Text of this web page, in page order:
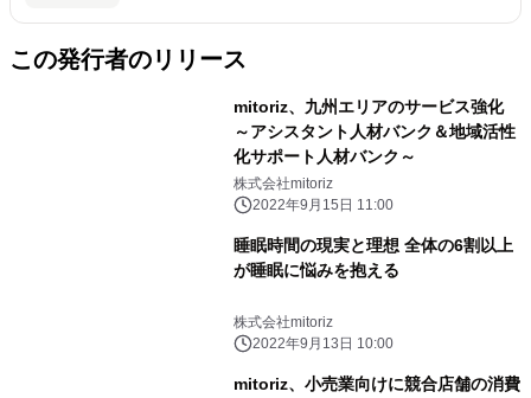
この発行者のリリース
mitoriz、九州エリアのサービス強化
～アシスタント人材バンク＆地域活性
化サポート人材バンク～
株式会社mitoriz
2022年9月15日 11:00
睡眠時間の現実と理想 全体の6割以上
が睡眠に悩みを抱える
株式会社mitoriz
2022年9月13日 10:00
mitoriz、小売業向けに競合店舗の消費